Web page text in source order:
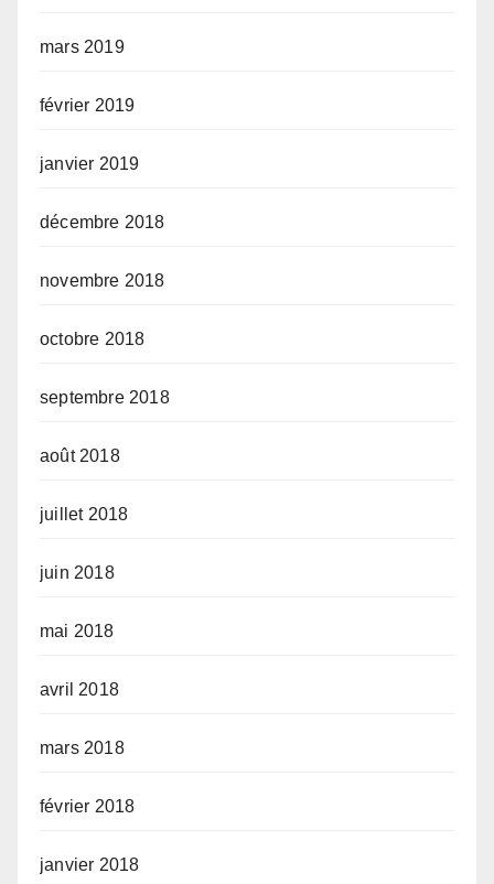
mars 2019
février 2019
janvier 2019
décembre 2018
novembre 2018
octobre 2018
septembre 2018
août 2018
juillet 2018
juin 2018
mai 2018
avril 2018
mars 2018
février 2018
janvier 2018